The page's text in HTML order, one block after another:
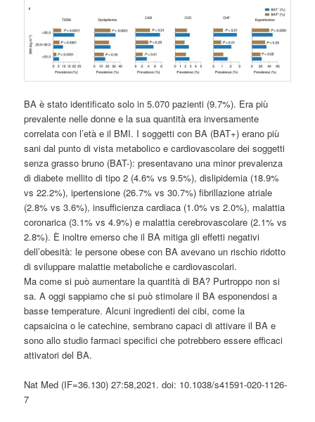
BA è stato identificato solo in 5.070 pazienti (9.7%). Era più
prevalente nelle donne e la sua quantità era inversamente
correlata con l’età e il BMI. I soggetti con BA (BAT+) erano più
sani dal punto di vista metabolico e cardiovascolare dei soggetti
senza grasso bruno (BAT-): presentavano una minor prevalenza
di diabete mellito di tipo 2 (4.6% vs 9.5%), dislipidemia (18.9%
vs 22.2%), ipertensione (26.7% vs 30.7%) fibrillazione atriale
(2.8% vs 3.6%), insufficienza cardiaca (1.0% vs 2.0%), malattia
coronarica (3.1% vs 4.9%) e malattia cerebrovascolare (2.1% vs
2.8%). È inoltre emerso che il BA mitiga gli effetti negativi
dell’obesità: le persone obese con BA avevano un rischio ridotto
di sviluppare malattie metaboliche e cardiovascolari.
Ma come si può aumentare la quantità di BA? Purtroppo non si
sa. A oggi sappiamo che si può stimolare il BA esponendosi a
basse temperature. Alcuni ingredienti dei cibi, come la
capsaicina o le catechine, sembrano capaci di attivare il BA e
sono allo studio farmaci specifici che potrebbero essere efficaci
attivatori del BA.
Nat Med (IF=36.130) 27:58,2021. doi: 10.1038/s41591-020-1126-
7